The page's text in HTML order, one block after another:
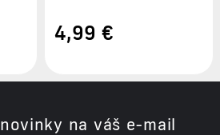
4,99 €
na váš e-mail